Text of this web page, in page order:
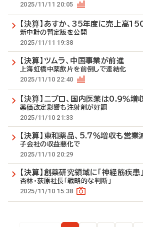
2025/11/11 20:05
【決算】あすか、35年度に売上高
新中計の暫定版を公開
2025/11/11 19:38
【決算】ツムラ、中国事業が前進
上海虹橋中薬飲片を前倒しで連結化
2025/11/10 22:40
【決算】ニプロ、国内医薬は0.9％増
薬価改定影響も注射剤が好調
2025/11/10 21:33
【決算】東和薬品、5.7％増収も営業
子会社の収益悪化で
2025/11/10 20:29
【決算】創薬研究領域に「神経筋疾患
杏林・荻原社長「戦略的な判断」
2025/11/10 15:38